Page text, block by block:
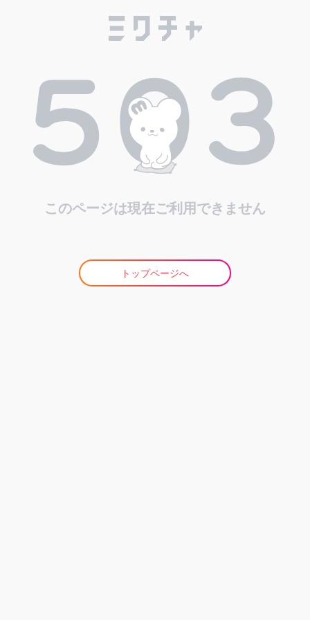
このページは現在ご利用できません